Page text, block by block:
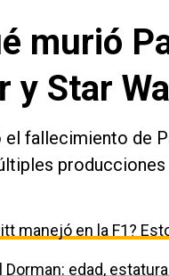
murió
y Star
fallecimiento de
manejó en la F1?
Dorman: edad,